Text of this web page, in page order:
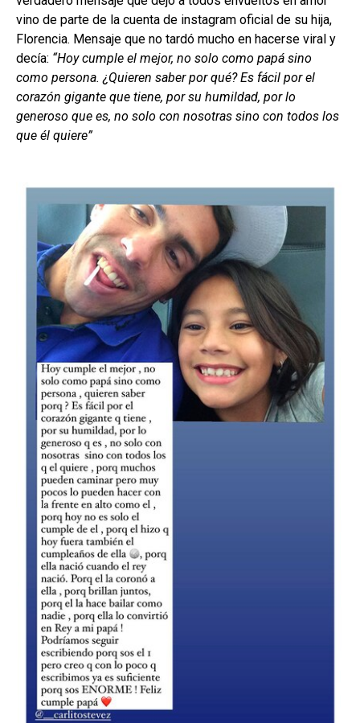
vino de parte de la cuenta de instagram oficial de su hija,
Florencia. Mensaje que no tardó mucho en hacerse viral y
decía: “Hoy cumple el mejor, no solo como papá sino
como persona. ¿Quieren saber por qué? Es fácil por el
corazón gigante que tiene, por su humildad, por lo
generoso que es, no solo con nosotras sino con todos los
que él quiere”